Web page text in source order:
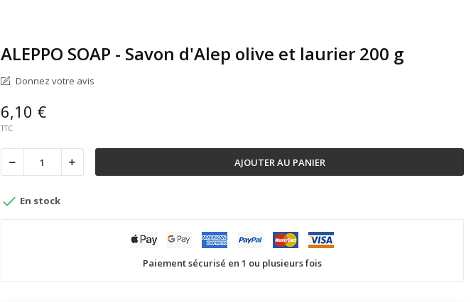
ALEPPO SOAP - Savon d'Alep olive et laurier 200 g
Donnez votre avis
6,10 €
TTC
AJOUTER AU PANIER
 En stock
Paiement sécurisé en 1 ou plusieurs fois